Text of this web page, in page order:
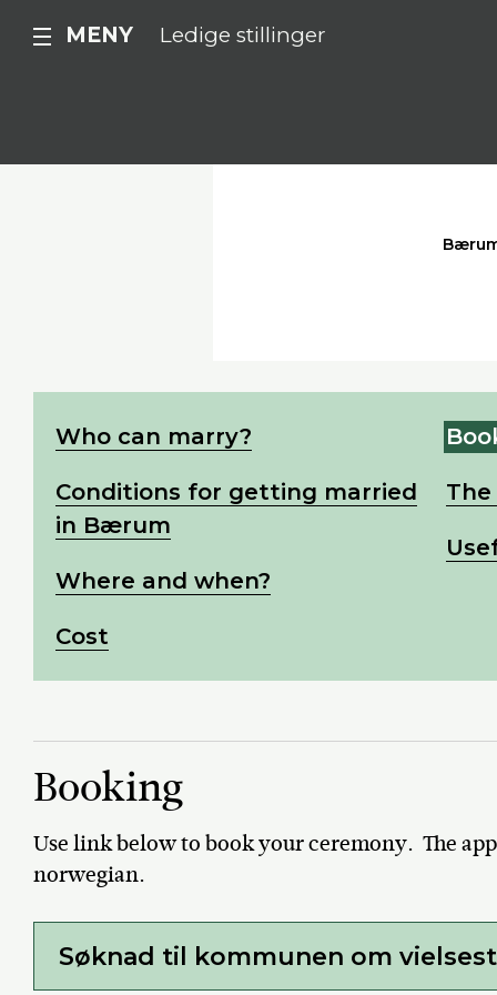
MENY Ledige stillinger
Who can marry?
Conditions for getting married
in Bærum
Where and when?
Cost
Booking
Use link below to book your ceremony. The
norwegian.
Søknad til kommunen om